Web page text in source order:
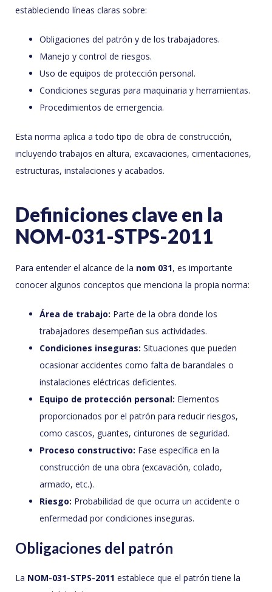
estableciendo líneas claras sobre:
Obligaciones del patrón y de los trabajadores.
Manejo y control de riesgos.
Uso de equipos de protección personal.
Condiciones seguras para maquinaria y herramientas.
Procedimientos de emergencia.
Esta norma aplica a todo tipo de obra de construcción,
incluyendo trabajos en altura, excavaciones, cimentaciones,
estructuras, instalaciones y acabados.
Definiciones clave en la
NOM-031-STPS-2011
Para entender el alcance de la nom 031, es importante
conocer algunos conceptos que menciona la propia norma:
Área de trabajo: Parte de la obra donde los
trabajadores desempeñan sus actividades.
Condiciones inseguras: Situaciones que pueden
ocasionar accidentes como falta de barandales o
instalaciones eléctricas deficientes.
Equipo de protección personal: Elementos
proporcionados por el patrón para reducir riesgos,
como cascos, guantes, cinturones de seguridad.
Proceso constructivo: Fase específica en la
construcción de una obra (excavación, colado,
armado, etc.).
Riesgo: Probabilidad de que ocurra un accidente o
enfermedad por condiciones inseguras.
Obligaciones del patrón
La NOM-031-STPS-2011 establece que el patrón tiene la